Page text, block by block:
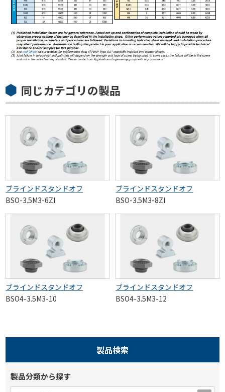
同じカテゴリの製品
ブラインドスタンドオフ
BSO-3.5M3-6ZI
ブラインドスタンドオフ
BSO-3.5M3-8ZI
ブラインドスタンドオフ
BSO4-3.5M3-10
ブラインドスタンドオフ
BSO4-3.5M3-12
製品検索
製品分類から探す